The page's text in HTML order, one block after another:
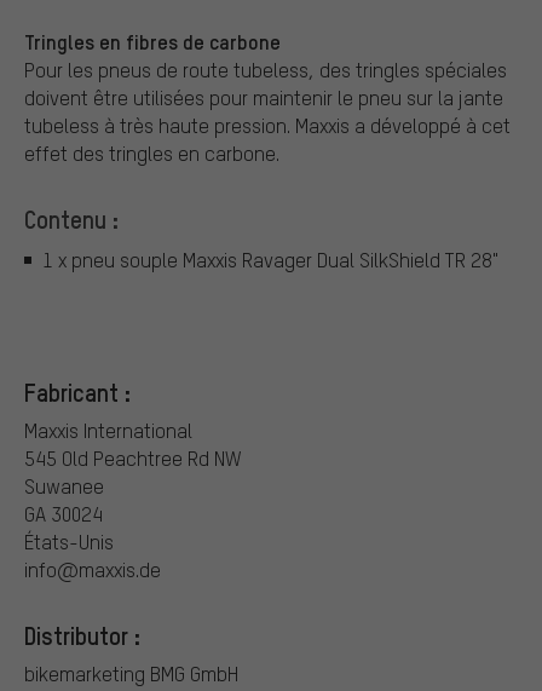
Tringles en fibres de carbone
Pour les pneus de route tubeless, des tringles spéciales
doivent être utilisées pour maintenir le pneu sur la jante
tubeless à très haute pression. Maxxis a développé à cet
effet des tringles en carbone.
Contenu :
1 x pneu souple Maxxis Ravager Dual SilkShield TR 28"
Fabricant :
Maxxis International
545 Old Peachtree Rd NW
Suwanee
GA 30024
États-Unis
info@maxxis.de
Distributor :
bikemarketing BMG GmbH